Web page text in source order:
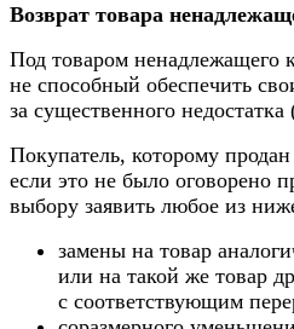
Возврат товара
Под товаром ненадлежащего
не способный обеспечить
за существенного
Покупатель, которому
если это не было оговорено
выбору заявить любое из
замены на товар
или на такой же товар
с соответствующим